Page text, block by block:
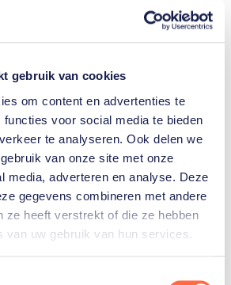
gebruik van cookies
om content en advertenties te
functies voor social media te bieden
te analyseren. Ook delen we
van onze site met onze
media, adverteren en analyse. Deze
gegevens combineren met andere
ze heeft verstrekt of die ze hebben
van uw gebruik van hun services.
hebben er
aan de
Spelen?